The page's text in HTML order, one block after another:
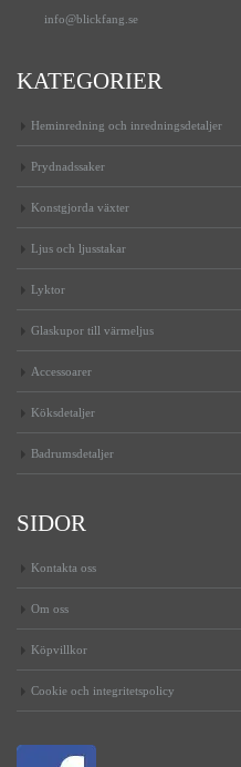
info@blickfang.se
KATEGORIER
Heminredning och inredningsdetaljer
Prydnadssaker
Konstgjorda växter
Ljus och ljusstakar
Lyktor
Glaskupor till värmeljus
Accessoarer
Köksdetaljer
Badrumsdetaljer
SIDOR
Kontakta oss
Om oss
Köpvillkor
Cookie och integritetspolicy